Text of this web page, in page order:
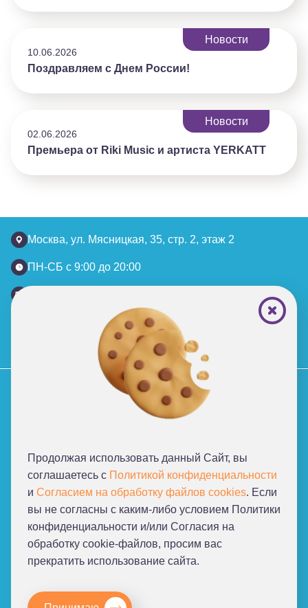
Новости
10.06.2026
Поздравляем с Днем России!
Новости
02.06.2026
Премьера от Riki Music и артиста YERKATT
Москва, ул. Мясницкая, 35, стр. 2, этаж 2
ПН-СБ с 9:00 до 20:00
+7 (495) 221-87-77
+7 (969) 792-92-66
Политика конфиденциальности
Согласие на обработку персональных данных
Благотворительные фонды
От создателей проекта
«Я слышу мир!»
Продолжая использовать данный Сайт, вы
соглашаетесь с Политикой конфиденциальности
и Согласием на обработку файлов cookies. Если
вы не согласны с каким-либо условием Политики
конфиденциальности и/или Согласия на
обработку cookie-файлов, просим ваc
прекратить использование сайта.